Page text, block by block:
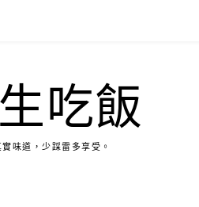
吃飯
味道，少踩雷多享受。